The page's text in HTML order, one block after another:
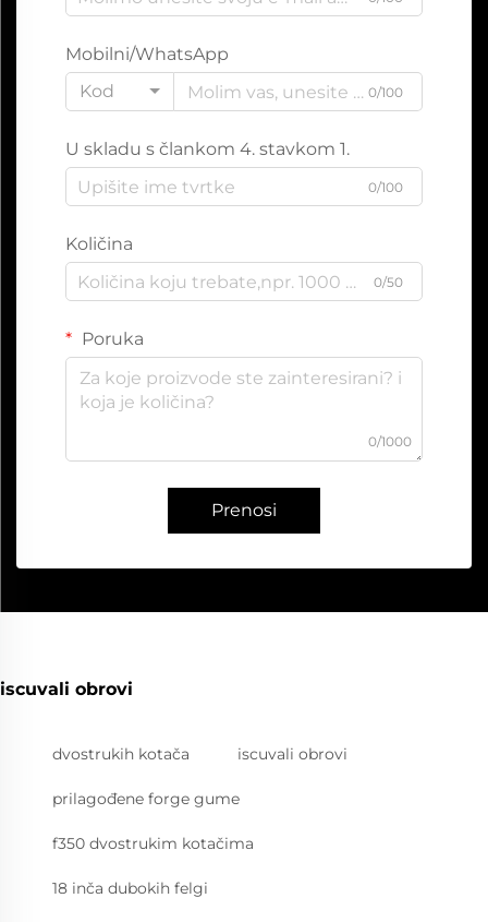
Mobilni/WhatsApp
Kod
0/100
U skladu s člankom 4. stavkom 1.
0/100
Količina
0/50
Poruka
0/1000
Prenosi
iscuvali obrovi
dvostrukih kotača iscuvali obrovi
prilagođene forge gume
f350 dvostrukim kotačima
18 inča dubokih felgi